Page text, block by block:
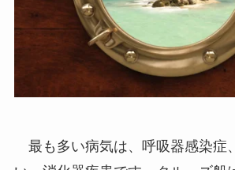
最も多い病気は、呼吸器感染症